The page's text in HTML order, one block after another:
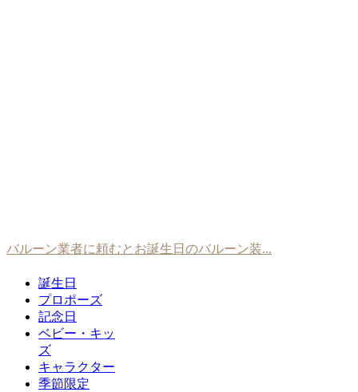
バルーン業者に頼むとお誕生日のバルーン装...
誕生日
プロポーズ
記念日
ベビー・キッ
ズ
キャラクター
季節限定